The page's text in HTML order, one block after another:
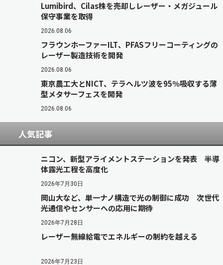
Lumibird、Cilas株を売却しレーザー・メガジュール
保守事業を取得
2026.08.06
フラウンホーファーILT、PFASフリーコーティングの
レーザー製造技術を開発
2026.08.06
東京農工大とNICT、テラヘルツ波を95％吸収する薄
型メタサーフェスを開発
2026.08.06
人気記事
ニコン、新型アライメントステーションを発表 半導
体露光工程を高度化
2026年7月30日
岡山大など、単一ナノ構造で光の制御に成功 次世代
光通信やセンサーへの応用に期待
2026年7月28日
レーザー無線給電でエネルギーの制約を越える
2026年7月23日